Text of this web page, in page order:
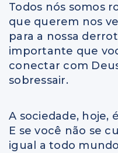
Todos nós somos
que querem nos
para a nossa
importante que
conectar com
sobressair.
A sociedade, hoje,
E se você não se
igual a todo